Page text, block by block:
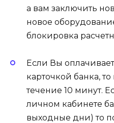
а вам заключить
новое
блокировка
Если Вы
карточкой банка,
течение 10 минут.
личном кабинете
выходные дни) то